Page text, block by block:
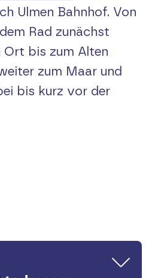
Ulmen Bahnhof. Von
Rad zunächst
Ort bis zum Alten
zum Maar und
bis kurz vor der